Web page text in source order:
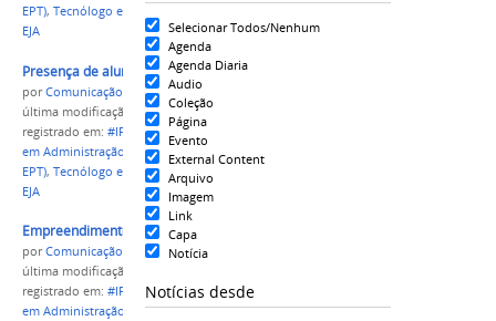
Selecionar Todos/Nenhum
Agenda
Agenda Diaria
Audio
Coleção
Página
Evento
External Content
Arquivo
Imagem
Link
Capa
Notícia
Notícias desde
EPT), Tecnólogo em Gestão Comercial
EJA
Presença de alunos da rede Estadual
porComunicação CPR
última modificação
em 05/07/2023 13h16
registrado em: #IFAM ,CAMPUS PARINTINS
em Administração
Técnico em Administração (EJA-
EPT), Tecnólogo em Gestão Comercial
EJA
Empreendimentos exibidos na Feira
porComunicação CPR
última modificação
registrado em: #IFAM ,CAMPUS PARINTINS
em Administração
Técnico em Administração (EJA-